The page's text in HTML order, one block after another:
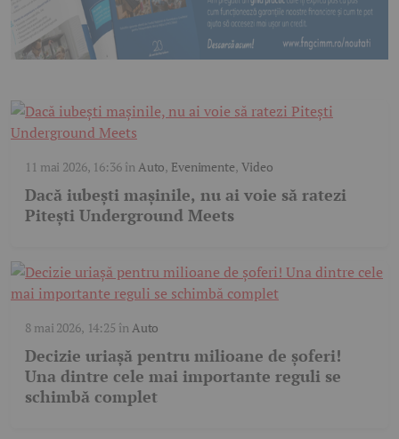
11 mai 2026, 16:36în Auto, Evenimente, Video
Dacă iubești mașinile, nu ai voie să ratezi
Pitești Underground Meets
8 mai 2026, 14:25 în Auto
Decizie uriașă pentru milioane de șoferi!
Una dintre cele mai importante reguli se
schimbă complet